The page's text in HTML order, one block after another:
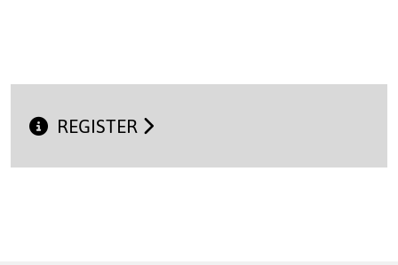
REGISTER